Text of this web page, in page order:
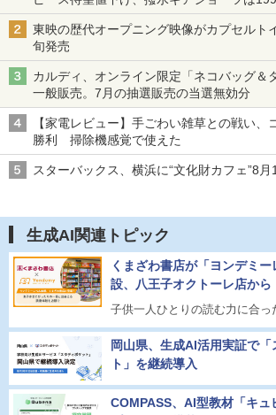
東映の歴代オープニング映像がカプセルト
旬発売
カルディ、オンライン限定「ネコバッグ＆
一般販売。7月の抽選販売の当選無効分
【家電レビュー】手ごわい雑草との戦い、
勝利 掃除機感覚で使えた
スターバックス、横浜に“文化財カフェ”8
生成AI関連トピック
くまざわ書店が「ヨンデミ
設、八王子オクトーレ店から
子供一人ひとりの読む力に合っ
岡山県、生成AI活用実証で「
ト」を継続導入
COMPASS、AI型教材「キュ